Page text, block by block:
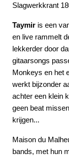
Slagwerkkrant
Taymir is een
en live rammelt
lekkerder door
gitaarsongs
Monkeys en het
werkt bijzonder
achter een klein
geen beat
krijgen...
Maison du
bands, met hun